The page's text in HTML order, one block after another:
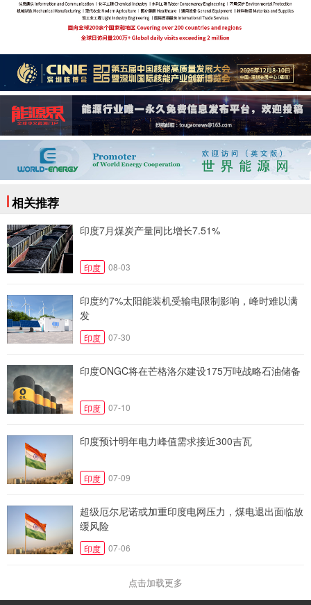
相关推荐
印度7月煤炭产量同比增长7.51%
印度 08-03
印度约7%太阳能装机受输电限制影响，峰时难以满
发
印度 07-30
印度ONGC将在芒格洛尔建设175万吨战略石油储备
印度 07-10
印度预计明年电力峰值需求接近300吉瓦
印度 07-09
超级厄尔尼诺或加重印度电网压力，煤电退出面临放
缓风险
印度 07-06
点击加载更多